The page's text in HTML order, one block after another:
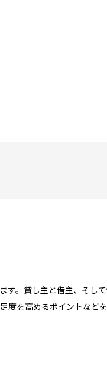
す。貸し主と借主、そし
を高めるポイントなどを